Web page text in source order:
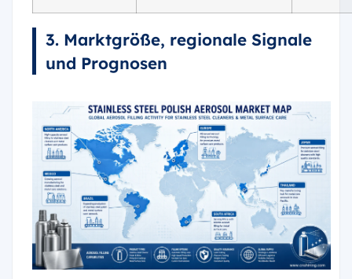
3. Marktgröße, regionale Signale
und Prognosen